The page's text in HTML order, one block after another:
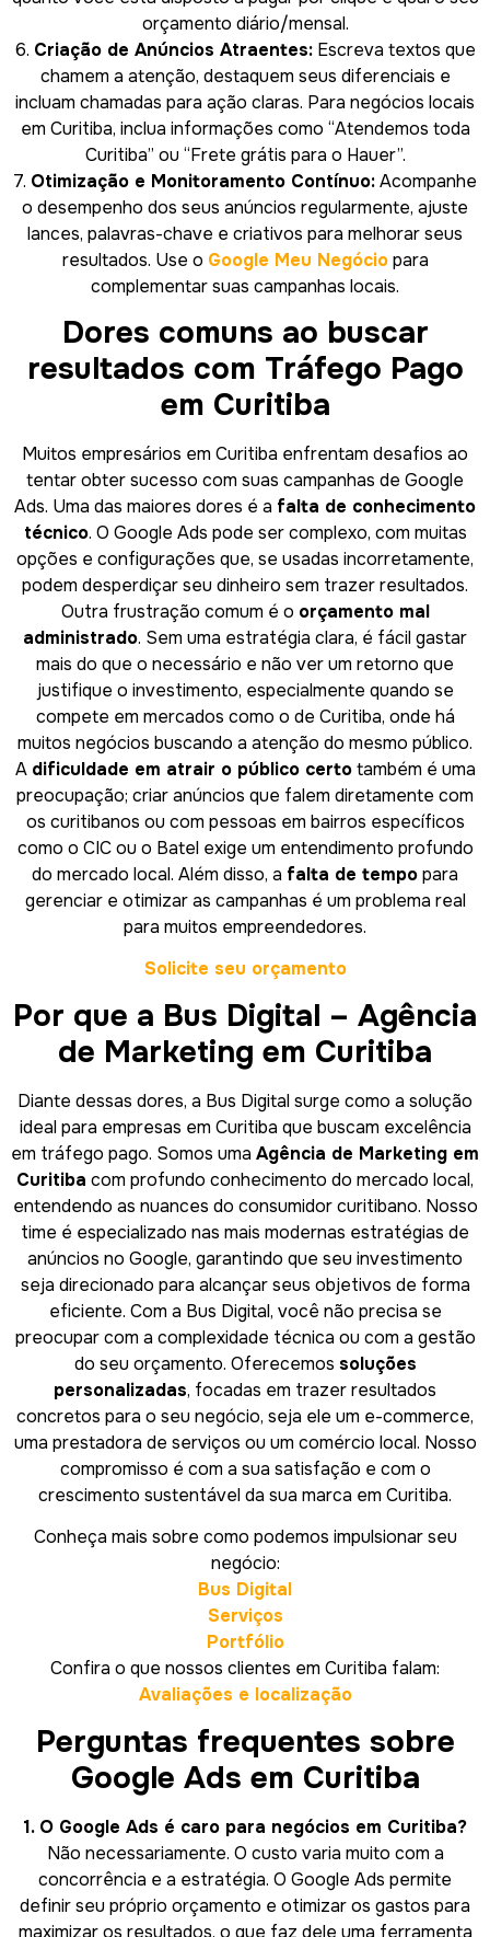
orçamento diário/mensal.
6. Criação de Anúncios Atraentes:Escreva textos que
chamem a atenção, destaquem seus diferenciais e
incluam chamadas para ação claras. Para negócios locais
em Curitiba, inclua informações como “Atendemos toda
Curitiba” ou “Frete grátis para o Hauer”.
7. Otimização e Monitoramento Contínuo:Acompanhe
o desempenho dos seus anúncios regularmente, ajuste
lances, palavras-chave e criativos para melhorar seus
resultados. Use o Google Meu Negóciopara
complementar suas campanhas locais.
Dores comuns ao buscar
resultados com Tráfego Pago
em Curitiba
Muitos empresários em Curitiba enfrentam desafios ao
tentar obter sucesso com suas campanhas de Google
Ads. Uma das maiores dores é a falta de conhecimento
técnico. O Google Ads pode ser complexo, com muitas
opções e configurações que, se usadas incorretamente,
podem desperdiçar seu dinheiro sem trazer resultados.
Outra frustração comum é o orçamento mal
administrado. Sem uma estratégia clara, é fácil gastar
mais do que o necessário e não ver um retorno que
justifique o investimento, especialmente quando se
compete em mercados como o de Curitiba, onde há
muitos negócios buscando a atenção do mesmo público.
A dificuldade em atrair o público certotambém é uma
preocupação; criar anúncios que falem diretamente com
os curitibanos ou com pessoas em bairros específicos
como o CIC ou o Batel exige um entendimento profundo
do mercado local. Além disso, a falta de tempopara
gerenciar e otimizar as campanhas é um problema real
para muitos empreendedores.
Solicite seu orçamento
Por que a Bus Digital – Agência
de Marketing em Curitiba
Diante dessas dores, a Bus Digital surge como a solução
ideal para empresas em Curitiba que buscam excelência
em tráfego pago. Somos uma Agência de Marketing em
Curitiba com profundo conhecimento do mercado local,
entendendo as nuances do consumidor curitibano. Nosso
time é especializado nas mais modernas estratégias de
anúncios no Google, garantindo que seu investimento
seja direcionado para alcançar seus objetivos de forma
eficiente. Com a Bus Digital, você não precisa se
preocupar com a complexidade técnica ou com a gestão
do seu orçamento. Oferecemos soluções
personalizadas, focadas em trazer resultados
concretos para o seu negócio, seja ele um e-commerce,
uma prestadora de serviços ou um comércio local. Nosso
compromisso é com a sua satisfação e com o
crescimento sustentável da sua marca em Curitiba.
Conheça mais sobre como podemos impulsionar seu
negócio:
Bus Digital
Serviços
Portfólio
Confira o que nossos clientes em Curitiba falam:
Avaliações e localização
Perguntas frequentes sobre
Google Ads em Curitiba
1. O Google Ads é caro para negócios em Curitiba?
Não necessariamente. O custo varia muito com a
concorrência e a estratégia. O Google Ads permite
definir seu próprio orçamento e otimizar os gastos para
maximizar os resultados, o que faz dele uma ferramenta